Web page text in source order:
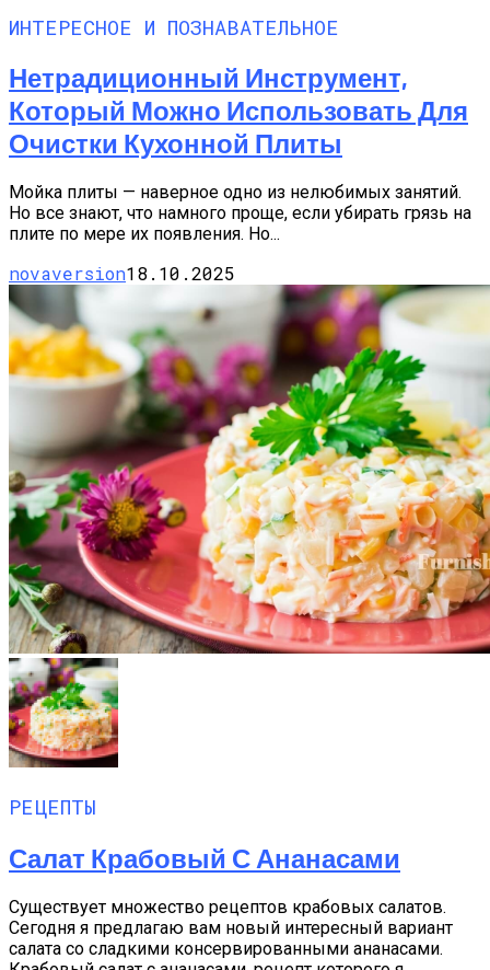
ИНТЕРЕСНОЕ И ПОЗНАВАТЕЛЬНОЕ
Нетрадиционный Инструмент,
Который Можно Использовать Для
Очистки Кухонной Плиты
Мойка плиты — наверное одно из нелюбимых занятий.
Но все знают, что намного проще, если убирать грязь на
плите по мере их появления. Но...
novaversion18.10.2025
РЕЦЕПТЫ
Салат Крабовый С Ананасами
Существует множество рецептов крабовых салатов.
Сегодня я предлагаю вам новый интересный вариант
салата со сладкими консервированными ананасами.